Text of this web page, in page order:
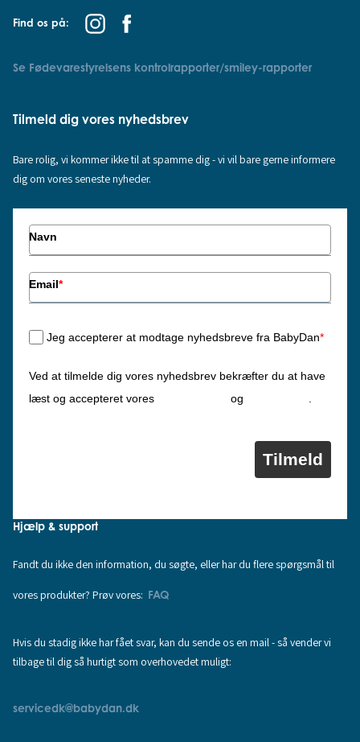
Find os på:
Se Fødevarestyrelsens kontrolrapporter/smiley-rapporter
Tilmeld dig vores nyhedsbrev
Bare rolig, vi kommer ikke til at spamme dig - vi vil bare gerne informere
dig om vores seneste nyheder.
Navn
Email*
Jeg accepterer at modtage nyhedsbreve fra BabyDan*
Ved at tilmelde dig vores nyhedsbrev bekræfter du at have
læst og accepteret vores
og
Tilmeld
Hjælp & support
Fandt du ikke den information, du søgte, eller har du flere spørgsmål til
vores produkter? Prøv vores: FAQ
Hvis du stadig ikke har fået svar, kan du sende os en mail - så vender vi
tilbage til dig så hurtigt som overhovedet muligt:
servicedk@babydan.dk